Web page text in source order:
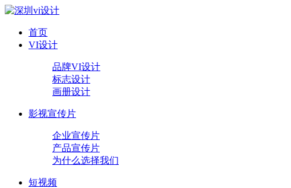
首页
VI设计
品牌VI设计
标志设计
画册设计
影视宣传片
企业宣传片
产品宣传片
为什么选择我们
短视频